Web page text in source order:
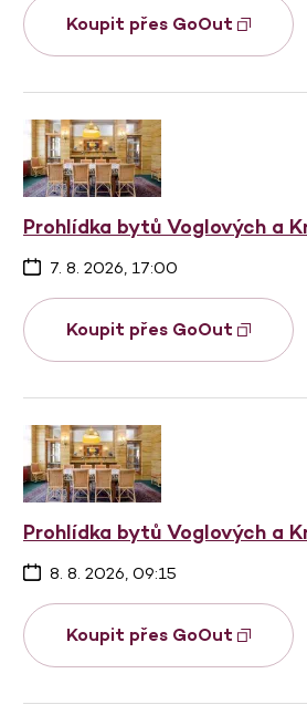
Koupit přes GoOut
Prohlídka bytů Voglových a
7. 8. 2026, 17:00
Koupit přes GoOut
Prohlídka bytů Voglových a
8. 8. 2026, 09:15
Koupit přes GoOut